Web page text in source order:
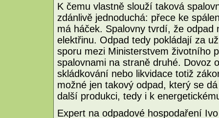
K čemu vlastně slouží taková
zdánlivě jednoduchá: přece ke
má háček. Spalovny tvrdí, že
elektřinu. Odpad tedy pokládají za
sporu mezi Ministerstvem životního
spalovnami na straně druhé. Dovoz
skládkování nebo likvidace totiž
možné jen takový odpad, který se
další produkci, tedy i k
Expert na odpadové hospodaření